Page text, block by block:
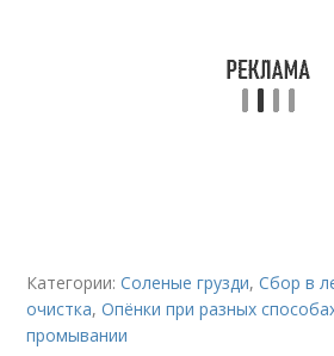
Категории:Соленые грузди,Сбор в
очистка,Опёнки при разных
промывании